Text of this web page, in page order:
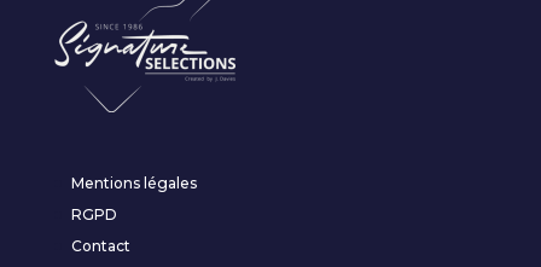
Mentions légales
RGPD
Contact